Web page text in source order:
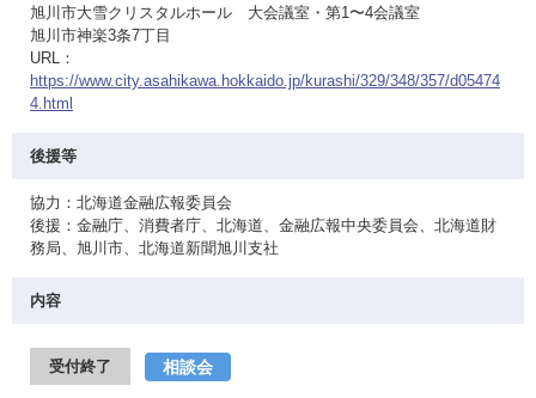
旭川市大雪クリスタルホール 大会議室・第1〜4会議室
旭川市神楽3条7丁目
URL：
https://www.city.asahikawa.hokkaido.jp/kurashi/329/348/357/d05474
4.html
後援等
協力：北海道金融広報委員会
後援：金融庁、消費者庁、北海道、金融広報中央委員会、北海道財
務局、旭川市、北海道新聞旭川支社
内容
受付終了 相談会